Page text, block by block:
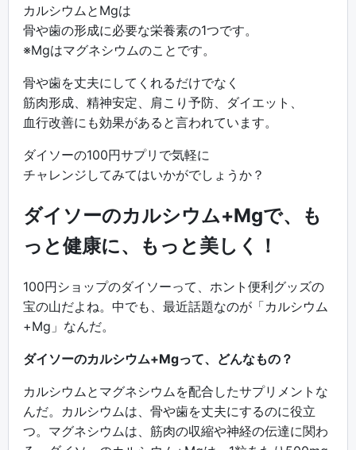
カルシウムとMgは
骨や歯の形成に必要な栄養素の1つです。
※Mgはマグネシウムのことです。
骨や歯を丈夫にしてくれるだけでなく
筋肉形成、精神安定、肩こり予防、ダイエット、
血行改善にも効果があると言われています。
ダイソーの100円サプリで気軽に
チャレンジしてみてはいかがでしょうか？
ダイソーのカルシウム+Mgで、も
っと健康に、もっと美しく！
100円ショップのダイソーって、ホント便利グッズの
宝の山だよね。中でも、最近話題なのが「カルシウム
+Mg」なんだ。
ダイソーのカルシウム+Mgって、どんなもの？
カルシウムとマグネシウムを配合したサプリメントな
んだ。カルシウムは、骨や歯を丈夫にするのに役立
つ。マグネシウムは、筋肉の収縮や神経の伝達に関わ